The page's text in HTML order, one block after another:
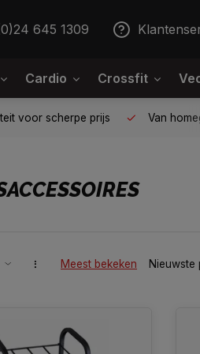
645 1309
Cardio Crossfit
voor scherpe prijs Van
Meest bekeken Nieuwste